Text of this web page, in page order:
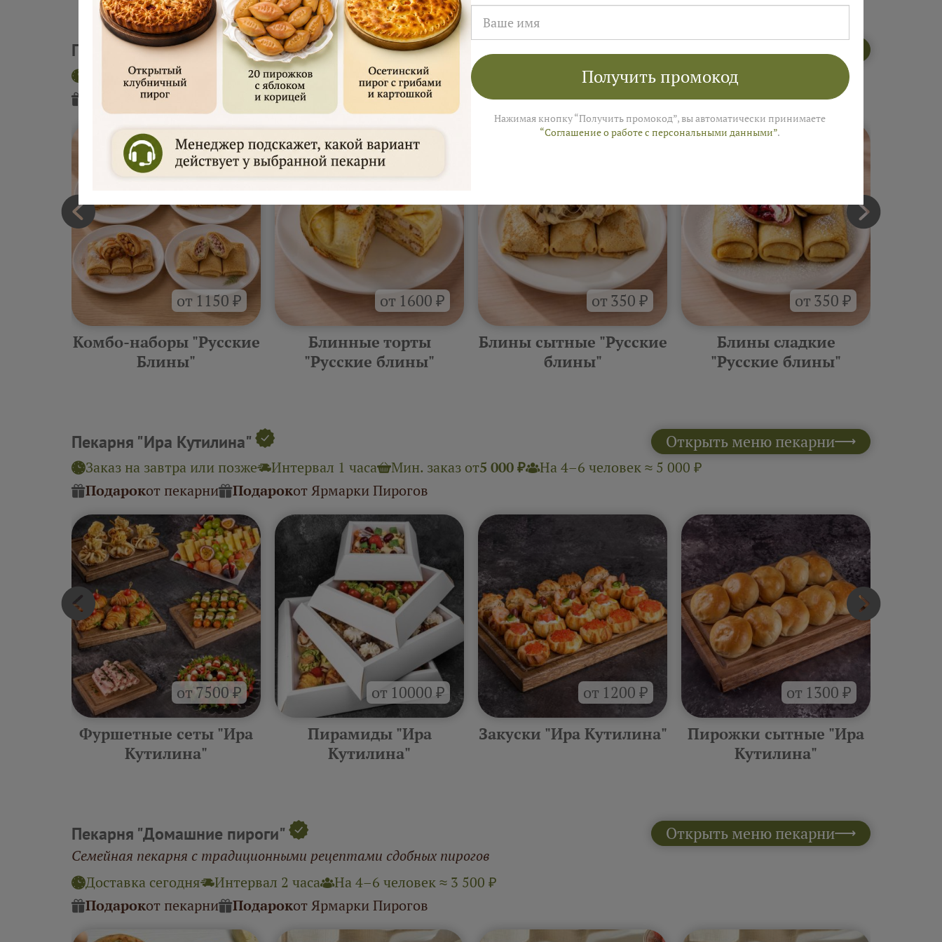
Пекарня "Русские блины" Открыть меню пекарни
Доставка сегодня Интервал 2 часа
На 4–6 человек ≈ 3 000 ₽
Подарокот пекарни Подарокот Ярмарки Пирогов
от 1150 ₽
Комбо-наборы "Русские
Блины"
от 1600 ₽
Блинные торты
"Русские блины"
от 350 ₽
Блины сытные "Русские
блины"
от 350 ₽
Блины сладкие
"Русские блины"
Пекарня "Ира Кутилина" Открыть меню пекарни
Заказ на завтра или позже Интервал 1 часа Мин. заказ от5 000 ₽
На 4–6 человек ≈ 5 000 ₽
Подарокот пекарни Подарокот Ярмарки Пирогов
от 7500 ₽
Фуршетные сеты "Ира
Кутилина"
от 10000 ₽
Пирамиды "Ира
Кутилина"
от 1200 ₽
Закуски "Ира Кутилина"
от 1300 ₽
Пирожки сытные "Ира
Кутилина"
Пекарня "Домашние пироги" Открыть меню пекарни
Семейная пекарня с традиционными рецептами сдобных пирогов
Доставка сегодня
Интервал 2 часа
На 4–6 человек ≈ 3 500 ₽
Подарокот пекарни Подарокот Ярмарки Пирогов
Получить промокод
Нажимая кнопку “Получить промокод”, вы автоматически принимаете
“Соглашение о работе с персональными данными”.